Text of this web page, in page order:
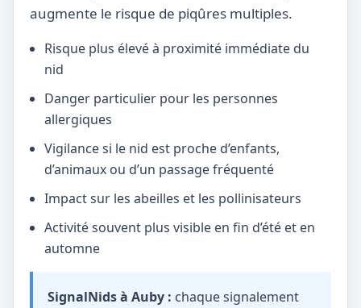
augmente le risque de piqûres multiples.
Risque plus élevé à proximité immédiate du
nid
Danger particulier pour les personnes
allergiques
Vigilance si le nid est proche d’enfants,
d’animaux ou d’un passage fréquenté
Impact sur les abeilles et les pollinisateurs
Activité souvent plus visible en fin d’été et en
automne
SignalNids à Auby : chaque signalement